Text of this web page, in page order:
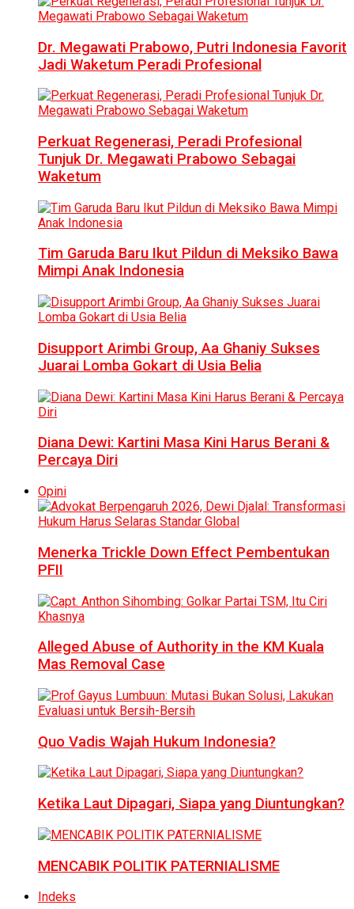
Dr. Megawati Prabowo, Putri Indonesia Favorit
Jadi Waketum Peradi Profesional
Perkuat Regenerasi, Peradi Profesional
Tunjuk Dr. Megawati Prabowo Sebagai
Waketum
Tim Garuda Baru Ikut Pildun di Meksiko Bawa
Mimpi Anak Indonesia
Disupport Arimbi Group, Aa Ghaniy Sukses
Juarai Lomba Gokart di Usia Belia
Diana Dewi: Kartini Masa Kini Harus Berani &
Percaya Diri
Opini
Menerka Trickle Down Effect Pembentukan
PFII
Alleged Abuse of Authority in the KM Kuala
Mas Removal Case
Quo Vadis Wajah Hukum Indonesia?
Ketika Laut Dipagari, Siapa yang Diuntungkan?
MENCABIK POLITIK PATERNIALISME
Indeks